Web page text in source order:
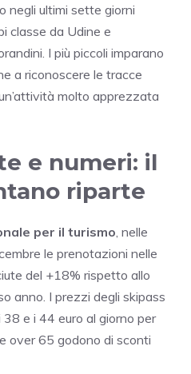
negli ultimi sette giorni
classe da Udine e
I più piccoli imparano
a riconoscere le tracce
molto apprezzata
e numeri: il
riparte
per il turismo , nelle
le prenotazioni nelle
del +18% rispetto allo
anno. I prezzi degli skipass
e i 44 euro al giorno per
over 65 godono di sconti